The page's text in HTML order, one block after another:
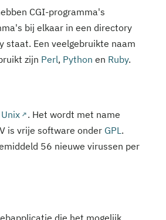
CGI-programma's
bij elkaar in een directory
staat. Een veelgebruikte naam
zijn Perl, Python en Ruby.
Unix
. Het wordt met name
is vrije software onder GPL.
56 nieuwe virussen per
die het mogelijk